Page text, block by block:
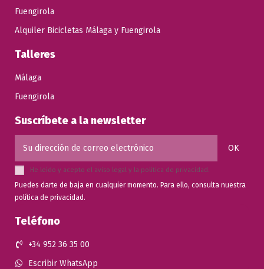
Fuengirola
Alquiler Bicicletas Málaga y Fuengirola
Talleres
Málaga
Fuengirola
Suscríbete a la newsletter
He leído y acepto el aviso legal y la política de privacidad.
Puedes darte de baja en cualquier momento. Para ello, consulta nuestra
política de privacidad.
Teléfono
+34 952 36 35 00
Escribir WhatsApp